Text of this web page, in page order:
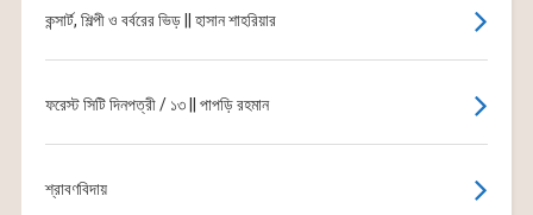
কন্সার্ট, শিল্পী ও বর্বরের ভিড় || হাসান শাহরিয়ার
ফরেস্ট সিটি দিনপত্রী / ১৩ || পাপড়ি রহমান
শ্রাবণবিদায়